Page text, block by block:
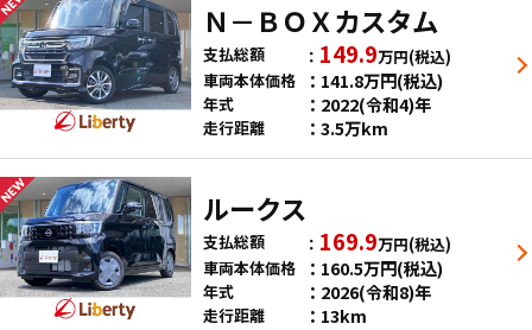
Ｎ－ＢＯＸカスタム
支払総額 149.9万円(税込)
車両本体価格
141.8万円(税込)
年式 2022(令和4)年
走行距離 3.5万km
ルークス
支払総額 169.9万円(税込)
車両本体価格
160.5万円(税込)
年式 2026(令和8)年
走行距離 13km